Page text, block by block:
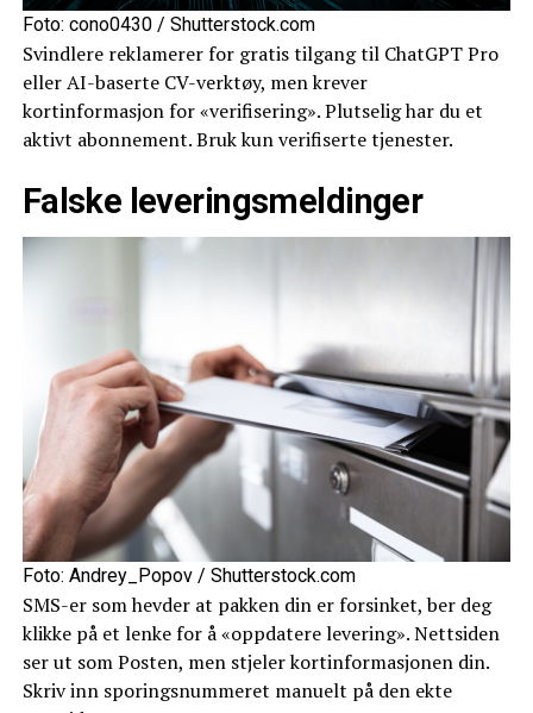
Foto: cono0430 / Shutterstock.com
Svindlere reklamerer for gratis tilgang til ChatGPT Pro
eller AI-baserte CV-verktøy, men krever
kortinformasjon for «verifisering». Plutselig har du et
aktivt abonnement. Bruk kun verifiserte tjenester.
Falske leveringsmeldinger
Foto: Andrey_Popov / Shutterstock.com
SMS-er som hevder at pakken din er forsinket, ber deg
klikke på et lenke for å «oppdatere levering». Nettsiden
ser ut som Posten, men stjeler kortinformasjonen din.
Skriv inn sporingsnummeret manuelt på den ekte